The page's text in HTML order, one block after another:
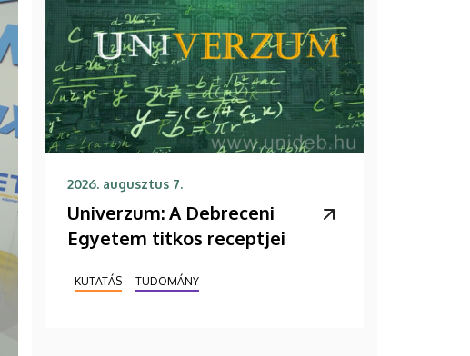
2026. augusztus 7.
Univerzum: A Debreceni
Egyetem titkos receptjei
KUTATÁS TUDOMÁNY